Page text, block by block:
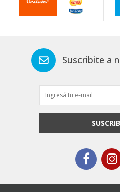
Suscribite a